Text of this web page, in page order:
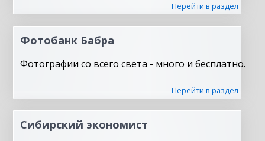
Перейти в раздел
Фотобанк Бабра
Фотографии со всего света - много и бесплатно.
Перейти в раздел
Сибирский экономист